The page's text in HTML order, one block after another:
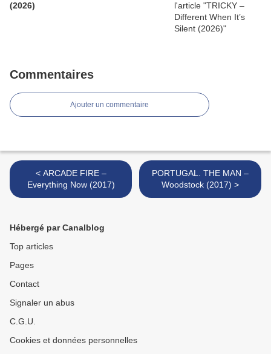
(2026)
Commentaires
Ajouter un commentaire
< ARCADE FIRE –
Everything Now (2017)
PORTUGAL. THE MAN –
Woodstock (2017) >
Hébergé par Canalblog
Top articles
Pages
Contact
Signaler un abus
C.G.U.
Cookies et données personnelles